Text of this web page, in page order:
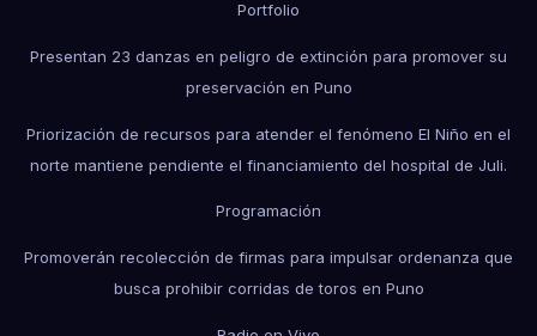
Portfolio
Presentan 23 danzas en peligro de extinción para promover su
preservación en Puno
Priorización de recursos para atender el fenómeno El Niño en el
norte mantiene pendiente el financiamiento del hospital de Juli.
Programación
Promoverán recolección de firmas para impulsar ordenanza que
busca prohibir corridas de toros en Puno